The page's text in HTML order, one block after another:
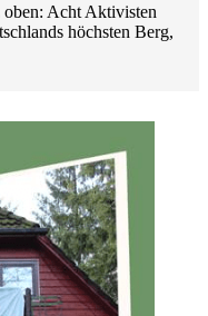
Acht Aktivisten
höchsten Berg,